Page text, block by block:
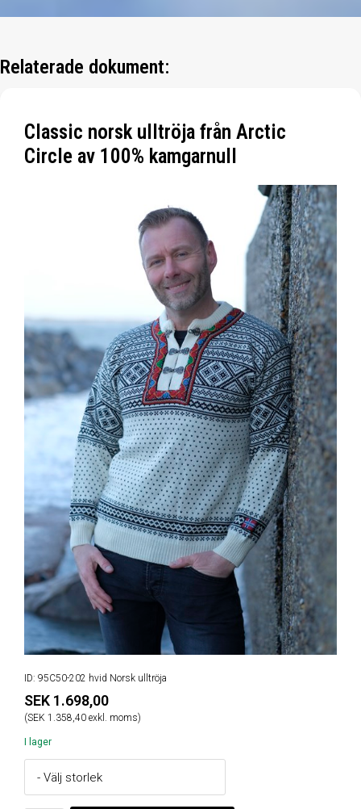
Relaterade dokument:
Classic norsk ulltröja från Arctic
Circle av 100% kamgarnull
ID: 95C50-202 hvid Norsk ulltröja
SEK 1.698,00
(SEK 1.358,40 exkl. moms)
I lager